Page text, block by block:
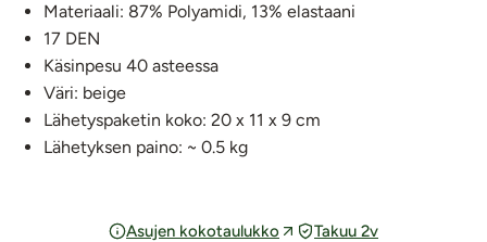
Materiaali: 87% Polyamidi, 13% elastaani
17 DEN
Käsinpesu 40 asteessa
Väri: beige
Lähetyspaketin koko: 20 x 11 x 9 cm
Lähetyksen paino: ~ 0.5 kg
Asujen kokotaulukko Takuu 2v